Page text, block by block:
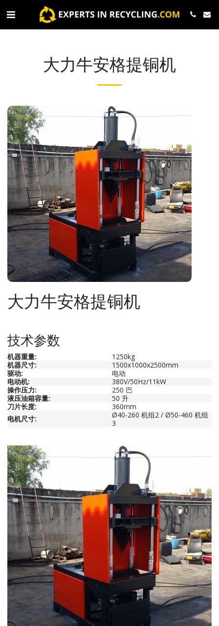
大力牛安格提铜机
大力牛安格提铜机
技术参数
机器重量:
1250kg
机器尺寸:
1500x1000x2500mm
驱动:
电动
电动机:
380V/50Hz/11kW
操作压力:
250 巴
液压油箱容量:
50 升
刀片长度:
360mm
电机尺寸:
Ø40-260 机组2 / Ø50-460 机组
3